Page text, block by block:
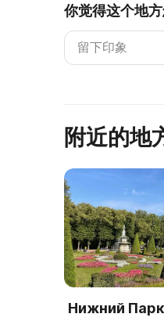
你觉得这个地
附近的地
Нижний Парк